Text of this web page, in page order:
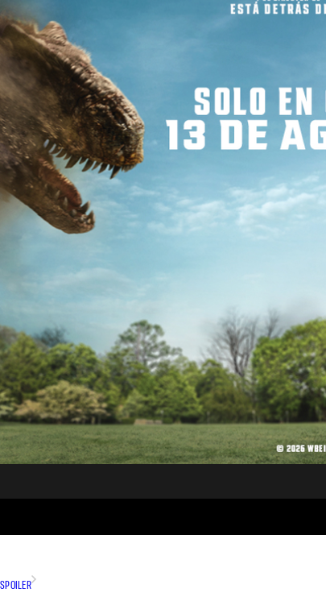
SPOILER